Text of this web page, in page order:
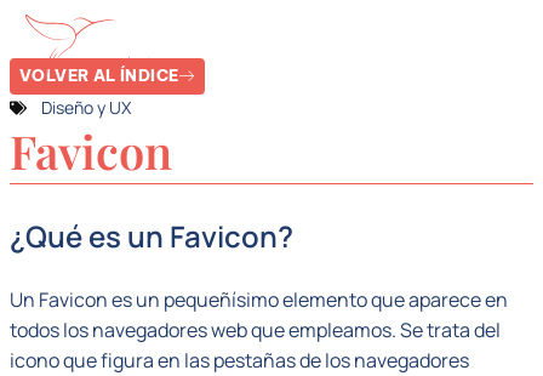
VOLVER AL ÍNDICE
Diseño y UX
Favicon
¿Qué es un Favicon?
Un Favicon es un pequeñísimo elemento que aparece en
todos los navegadores web que empleamos. Se trata del
icono que figura en las pestañas de los navegadores